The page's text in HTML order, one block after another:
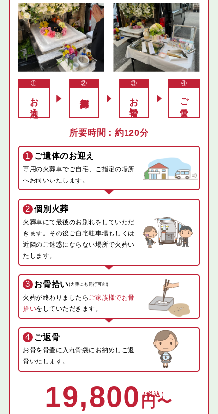
①
お迎え
② ③
お骨拾い
④
ご返骨
約120分
1 ご遺体のお迎え
専用の火葬車でご自宅、ご指定の場所
へお伺いいたします。
2 個別火葬
火葬車にて最後のお別れをしていただ
きます。その後ご自宅駐車場もしくは
近隣のご迷惑にならない場所で火葬い
たします。
3 お骨拾い(火葬にも同行可能)
火葬が終わりましたら ご家族様でお骨
拾いをしていただきます。
4 ご返骨
お骨を骨壷に入れ骨袋にお納めしご返
骨いたします。
19,800